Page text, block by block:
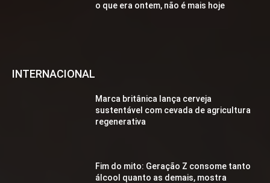
o que era ontem, não é mais hoje
INTERNACIONAL
Marca britânica lança cerveja
sustentável com cevada de agricultura
regenerativa
Fim do mito: Geração Z consome tanto
álcool quanto as demais, mostra